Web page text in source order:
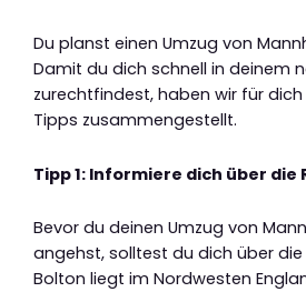
Du planst einen Umzug von
Damit du dich schnell in deinem
zurechtfindest, haben wir für
Tipps zusammengestellt.
Tipp 1: Informiere dich über die
Bevor du deinen Umzug von
angehst, solltest du dich über die
Bolton liegt im Nordwesten